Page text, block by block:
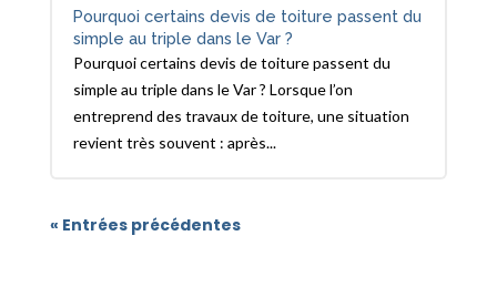
Pourquoi certains devis de toiture passent du
simple au triple dans le Var ?
Pourquoi certains devis de toiture passent du
simple au triple dans le Var ? Lorsque l’on
entreprend des travaux de toiture, une situation
revient très souvent : après...
« Entrées précédentes